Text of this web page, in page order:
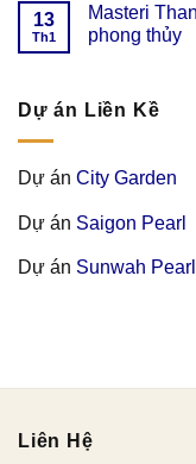
13
Th1
Masteri
phong thủy
Dự án Liền Kề
Dự án City Garden
Dự án Saigon Pearl
Dự án Sunwah Pearl
Liên Hệ